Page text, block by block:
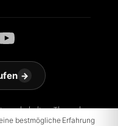
vorbehalten. Theme by
→
bestmögliche Erfahrung